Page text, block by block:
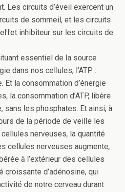
Les circuits d’éveil exercent un
de sommeil, et les circuits
inhibiteur sur les circuits de
essentiel de la source
dans nos cellules, l’ATP :
Et la consommation d’énergie
la consommation d’ATP, libère
sans les phosphates. Et ainsi, à
de la période de veille les
nerveuses, la quantité
cellules nerveuses augmente,
à l’extérieur des cellules
croissante d’adénosine, qui
de notre cerveau durant